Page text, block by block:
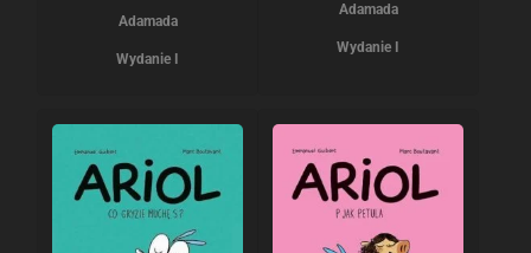
Adamada
Wydanie I
Adamada
Wydanie I